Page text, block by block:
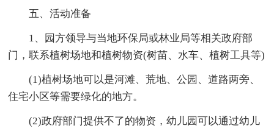
五、活动准备
1、园方领导与当地环保局或林业局等相关政府部
门，联系植树场地和植树物资(树苗、水车、植树工具等)
(1)植树场地可以是河滩、荒地、公园、道路两旁、
住宅小区等需要绿化的地方。
(2)政府部门提供不了的物资，幼儿园可以通过幼儿